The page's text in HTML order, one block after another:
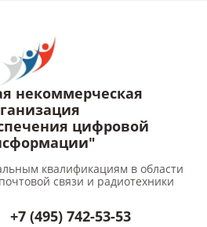
квалификациям в области
связи и радиотехники
некоммерческая
цифровой
+7 (495) 742-53-53